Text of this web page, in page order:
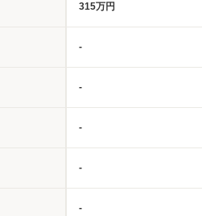
315万円
-
-
-
-
-